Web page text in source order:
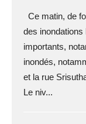
Ce matin, de
des
importants,
inondés,
et la rue
Le niv...